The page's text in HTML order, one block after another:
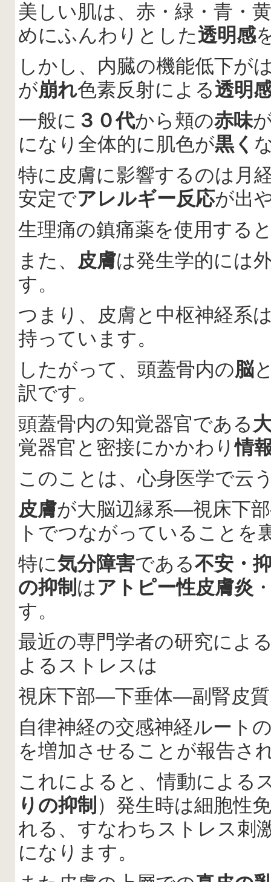
美しい肌は、赤・緑・青・
めにふんわりとした透明感
しかし、内臓の機能低下が
が崩れ色素反射による透明
一般に ３０代から頬の赤味
になり全体的に肌色が黒く
特に皮膚に影響するのは月
安定でアレルギー反応が出
生理痛の鎮痛薬を使用する
また、 皮膚は発生学的には
す。
つまり、皮膚と中枢神経系
持っています。
したがって、頭蓋骨内の脳
訳です。
頭蓋骨内の知覚器官である
覚器官と密接にかかわり情
このことは、心身医学で云
皮膚が大脳辺縁系―視床下
トでつながっていることを
特に気分障害である不安・
の抑制 はアトピー性皮膚炎
す。
最近の専門学者の研究によ
よるストレスは
視床下部―下垂体―副腎皮
自律神経の交感神経ルート
を増加させることが報告さ
これによると、情動による
りの抑制 ）発生時は細胞性
れる、すなわちストレス刺
になります。